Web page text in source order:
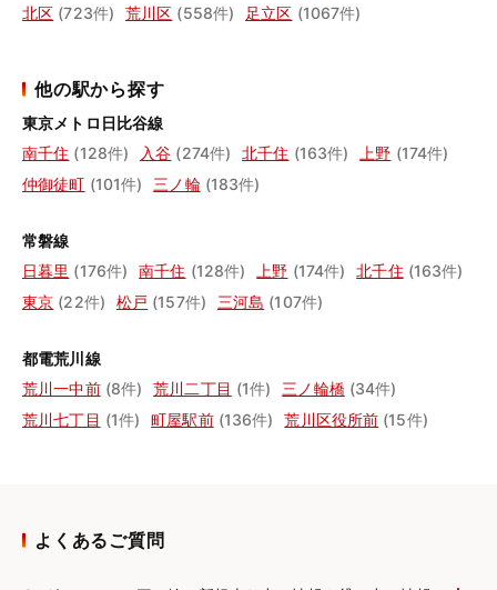
北区 (723件) 荒川区 (558件) 足立区 (1067件)
他の駅から探す
東京メトロ日比谷線
南千住 (128件) 入谷 (274件) 北千住 (163件) 上野 (174件)
仲御徒町 (101件) 三ノ輪 (183件)
常磐線
日暮里 (176件) 南千住 (128件) 上野 (174件) 北千住 (163件)
東京 (22件) 松戸 (157件) 三河島 (107件)
都電荒川線
荒川一中前 (8件) 荒川二丁目 (1件) 三ノ輪橋 (34件)
荒川七丁目 (1件) 町屋駅前 (136件) 荒川区役所前 (15件)
よくあるご質問